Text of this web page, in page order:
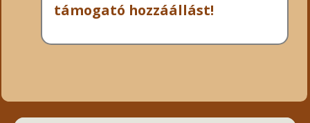
támogató hozzáállást!